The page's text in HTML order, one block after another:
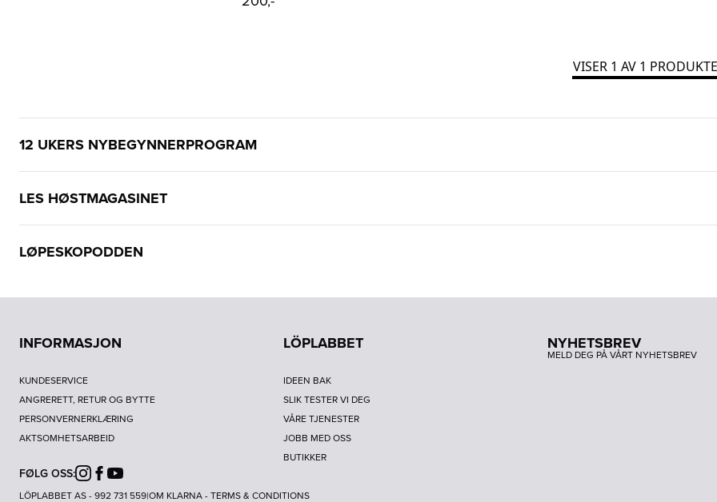
VISER 1 AV 1
12 UKERS NYBEGYNNERPROGRAM
LES HØSTMAGASINET
LØPESKOPODDEN
INFORMASJON
KUNDESERVICE
ANGRERETT, RETUR OG BYTTE
PERSONVERNERKLÆRING
AKTSOMHETSARBEID
LÖPLABBET
IDEEN BAK
SLIK TESTER VI DEG
VÅRE TJENESTER
JOBB MED OSS
BUTIKKER
NYHETSBREV
MELD DEG PÅ VÅRT NYHETSBREV
FØLG OSS:Instagram
Facebook
Youtube
LÖPLABBET AS - 992 731 559|OM KLARNA-TERMS & CONDITIONS